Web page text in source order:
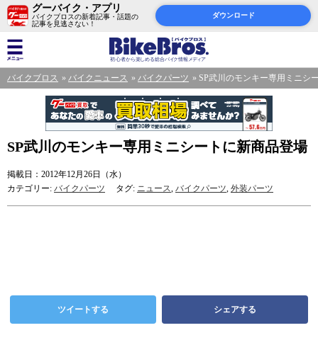
グーバイク・アプリ
バイクブロスの新着記事・話題の
記事を見逃さない！
ダウンロード
バイクブロス バイクニュース バイクパーツ SP武川のモンキー専用ミニシ
SP武川のモンキー専用ミニシートに新商品登場
掲載日：2012年12月26日（水）
カテゴリー: バイクパーツ タグ: ニュース, バイクパーツ, 外装パーツ
ツイートする シェアする